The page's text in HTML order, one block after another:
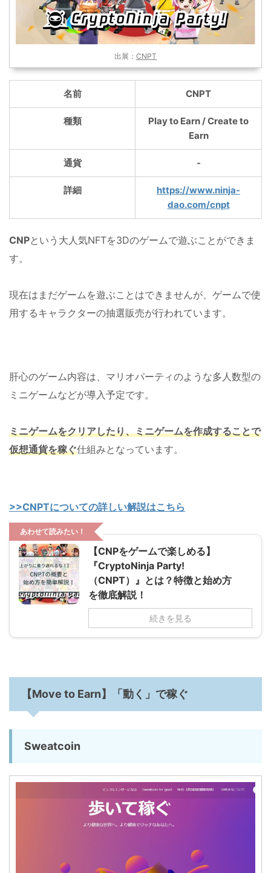
出展： CNPT
名前 CNPT
種類
Play to Earn / Create to
Earn
通貨 -
詳細
https://www.ninja-
dao.com/cnpt
CNPという大人気NFTを3Dのゲームで遊ぶことができま
す。
現在はまだゲームを遊ぶことはできませんが、ゲームで使
用するキャラクターの抽選販売が行われています。
肝心のゲーム内容は、マリオパーティのような多人数型の
ミニゲームなどが導入予定です。
ミニゲームをクリアしたり、ミニゲームを作成することで
仮想通貨を稼ぐ仕組みとなっています。
>>CNPTについての詳しい解説はこちら
あわせて読みたい！
【CNPをゲームで楽しめる】
『CryptoNinja Party!
（CNPT）』とは？特徴と始め方
を徹底解説！
続きを見る
【Move to Earn】「動く」で稼ぐ
Sweatcoin